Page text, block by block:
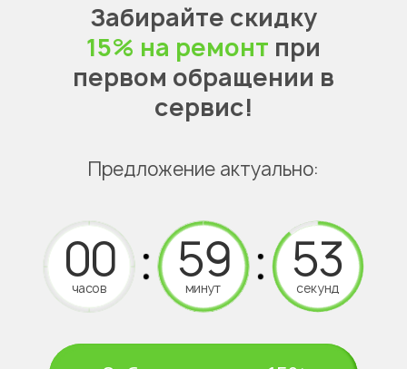
Забирайте скидку
15% на ремонт при
первом обращении в
сервис!
Предложение актуально:
часов минут секунд